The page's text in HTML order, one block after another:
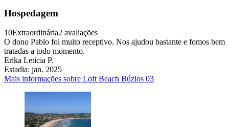
Hospedagem
10Extraordinária2 avaliações
O dono Pablo foi muito receptivo. Nos ajudou bastante e fomos bem
tratadas a todo momento.
Erika Leticia P.
Estadia: jan. 2025
Mais informações sobre Loft Beach Búzios 03